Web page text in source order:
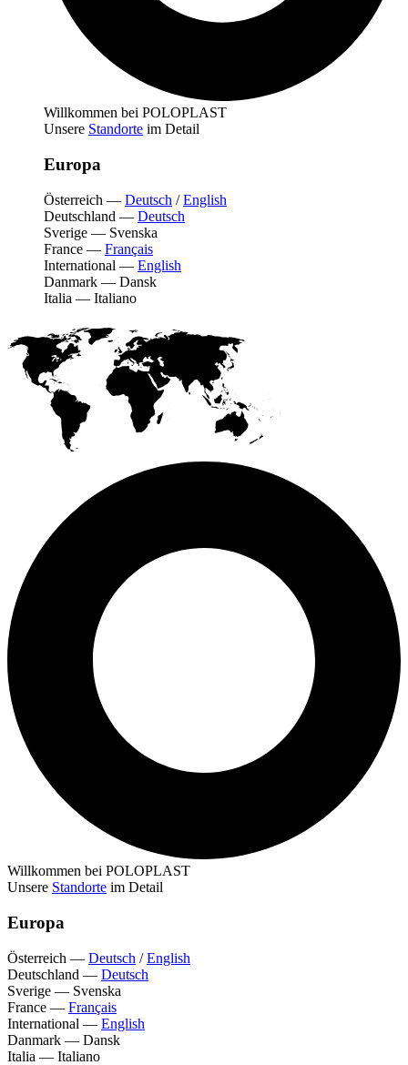
Willkommen bei POLOPLAST
Unsere Standorte im Detail
Europa
Österreich — Deutsch /English
Deutschland — Deutsch
Sverige — Svenska
France — Français
International — English
Danmark — Dansk
Italia — Italiano
Willkommen bei POLOPLAST
Unsere Standorte im Detail
Europa
Österreich — Deutsch /English
Deutschland — Deutsch
Sverige — Svenska
France — Français
International — English
Danmark — Dansk
Italia — Italiano